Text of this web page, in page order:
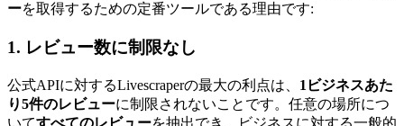
ーを取得するための定番ツールである理由です:
1. レビュー数に制限なし
公式APIに対するLivescraperの最大の利点は、 1ビジネスあた
り5件のレビューに制限されないことです。任意の場所につ
いてすべてのレビューを抽出でき、ビジネスに対する一般的